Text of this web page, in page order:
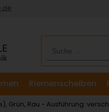
Riemenscheiben
Grün, Rau - Ausführung: